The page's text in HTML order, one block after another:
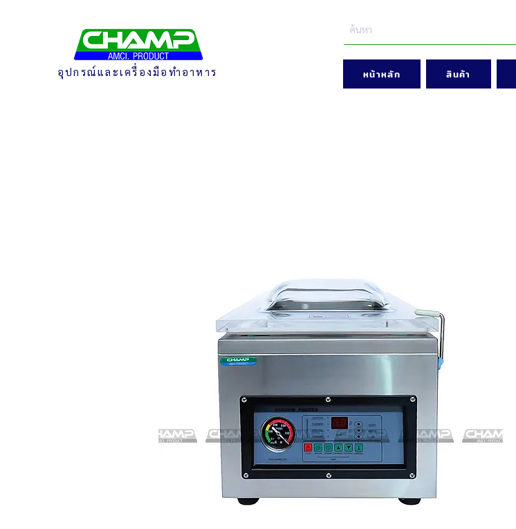
อุปกรณ์และเครื่องมือทำอาหาร หน้าหลัก สินค้า